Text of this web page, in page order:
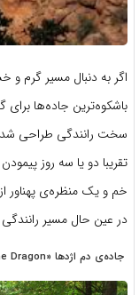
اگر به دنبال مسیر گرم
باشکوه‌ترین جاده‌ها برای
سخت رانندگی طراحی
خم و یک منظره‌ی پهناور
در عین حال مسیر
جاده‌ی دم اژدها «Tail of The Dragon» در تِنِسی